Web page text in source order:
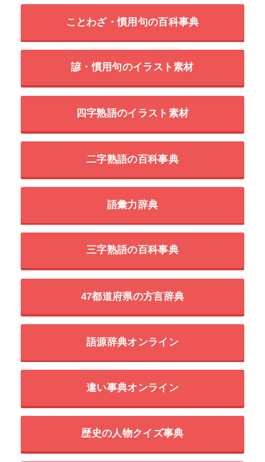
ことわざ・慣用句の百科事典
諺・慣用句のイラスト素材
四字熟語のイラスト素材
二字熟語の百科事典
語彙力辞典
三字熟語の百科事典
47都道府県の方言辞典
語源辞典オンライン
違い事典オンライン
歴史の人物クイズ事典